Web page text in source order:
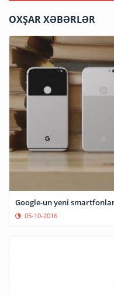
OXŞAR XƏBƏRLƏR
Google-un yeni
05-10-2016